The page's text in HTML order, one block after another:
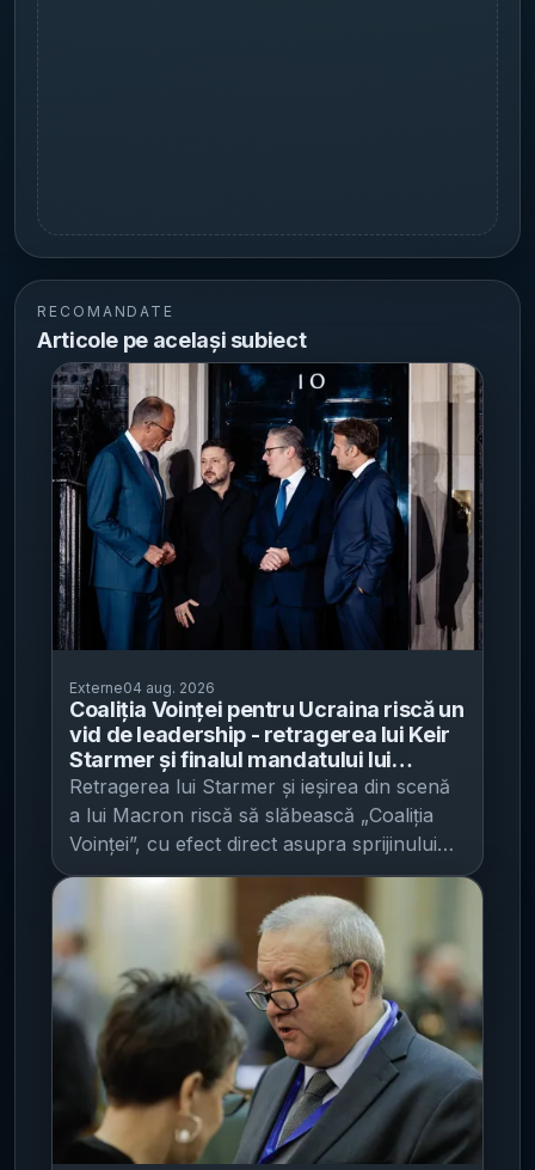
RECOMANDATE
Articole pe același subiect
Externe04 aug. 2026
Coaliția Voinței pentru Ucraina riscă un
vid de leadership - retragerea lui Keir
Starmer și finalul mandatului lui
Emmanuel Macron complică planurile
de sprijin și eventuală desfășurare de
trupe
Retragerea lui Starmer și ieșirea din scenă
a lui Macron riscă să slăbească „Coaliția
Voinței”, cu efect direct asupra sprijinului
european pentru Ucraina , pe fondul
temerilor privind un vid de leadership și al
ascensiunii unor politicieni mai favorabili
Rusiei, potrivit Adevărul . Coaliția – un
format diplomatic care a reunit peste 30 de
state – a fost construită în jurul
parteneriatului dintre Marea Britanie și
Franța, cu obiectivul de a susține Ucraina
și, în perspectivă, de a pregăti o eventuală
desfășurare de trupe care să garanteze
respectarea unui armistițiu. În paralel, cele